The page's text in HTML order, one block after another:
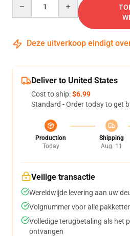
Deze uitverkoop eindigt
Deliver to United States
Cost to ship:$6.99
Standard - Order today to get
Production
Today
Shipping
Aug. 11
Veilige transactie
Wereldwijde levering aan uw
Volgnummer voor alle
Volledige terugbetaling als het
ontvangen